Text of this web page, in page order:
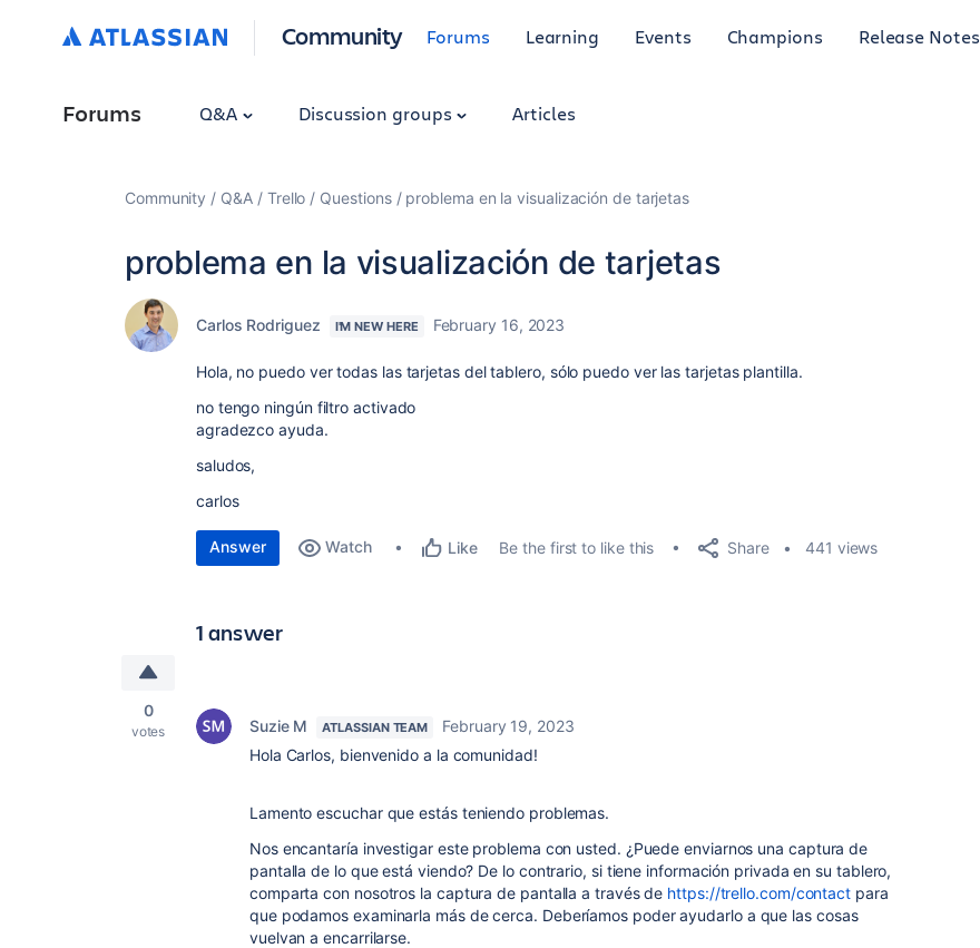
Community Forums Learning Events Champions Release Notes
Forums Q&A Discussion groups Articles
Community Q&A Trello Questions problema en la visualización de tarjetas
problema en la visualización de tarjetas
Carlos Rodriguez I'M NEW HERE February 16, 2023
Hola, no puedo ver todas las tarjetas del tablero, sólo puedo ver las tarjetas plantilla.
no tengo ningún filtro activado
agradezco ayuda.
saludos,
carlos
Answer Watch Like Be the first to like this Share 441 views
1 answer
0
votes Suzie M ATLASSIAN TEAM
February 19, 2023
Hola Carlos, bienvenido a la comunidad!
Lamento escuchar que estás teniendo problemas.
Nos encantaría investigar este problema con usted. ¿Puede enviarnos una captura de
pantalla de lo que está viendo? De lo contrario, si tiene información privada en su tablero,
comparta con nosotros la captura de pantalla a través de https://trello.com/contact para
que podamos examinarla más de cerca. Deberíamos poder ayudarlo a que las cosas
vuelvan a encarrilarse.